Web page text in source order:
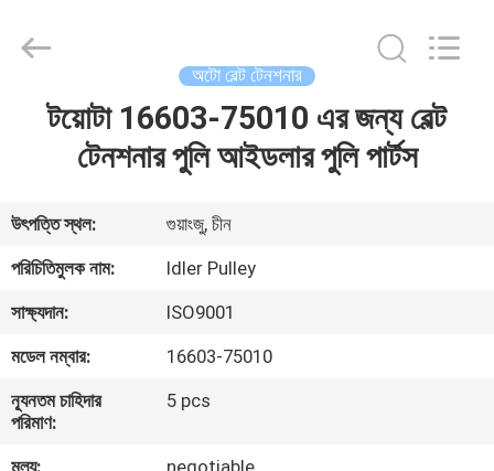
ভিডিও
আমাদের
সম্পর্কে
PARTS
Reserved.
অটো বেল্ট টেনশনার
টয়োটা 16603-75010 এর জন্য বেল্ট
টেনশনার পুলি আইডলার পুলি পার্টস
উৎপত্তি স্থল:
গুয়াংজু, চীন
পরিচিতিমুলক নাম:
Idler Pulley
সাক্ষ্যদান:
ISO9001
মডেল নম্বার:
16603-75010
ন্যূনতম চাহিদার
পরিমাণ:
5 pcs